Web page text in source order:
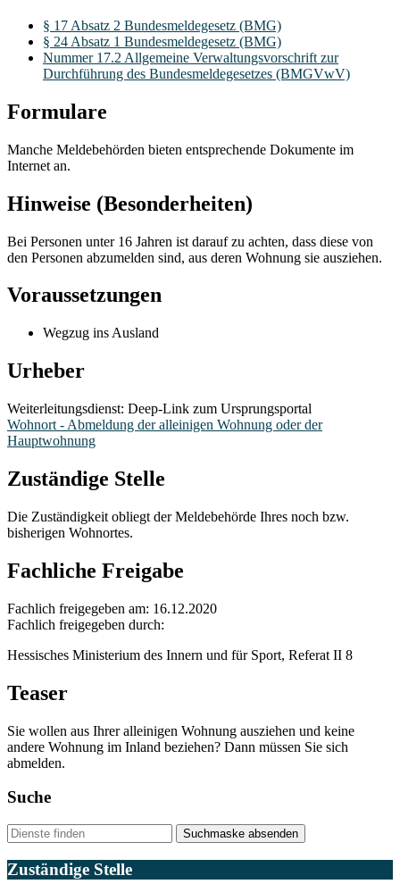
§ 17 Absatz 2 Bundesmeldegesetz (BMG)
§ 24 Absatz 1 Bundesmeldegesetz (BMG)
Nummer 17.2 Allgemeine Verwaltungsvorschrift zur
Durchführung des Bundesmeldegesetzes (BMGVwV)
Formulare
Manche Meldebehörden bieten entsprechende Dokumente im
Internet an.
Hinweise (Besonderheiten)
Bei Personen unter 16 Jahren ist darauf zu achten, dass diese von
den Personen abzumelden sind, aus deren Wohnung sie ausziehen.
Voraussetzungen
Wegzug ins Ausland
Urheber
Weiterleitungsdienst: Deep-Link zum Ursprungsportal
Wohnort - Abmeldung der alleinigen Wohnung oder der
Hauptwohnung
Zuständige Stelle
Die Zuständigkeit obliegt der Meldebehörde Ihres noch bzw.
bisherigen Wohnortes.
Fachliche Freigabe
Fachlich freigegeben am: 16.12.2020
Fachlich freigegeben durch:
Hessisches Ministerium des Innern und für Sport, Referat II 8
Teaser
Sie wollen aus Ihrer alleinigen Wohnung ausziehen und keine
andere Wohnung im Inland beziehen? Dann müssen Sie sich
abmelden.
Suche
Suchmaske absenden
Zuständige Stelle